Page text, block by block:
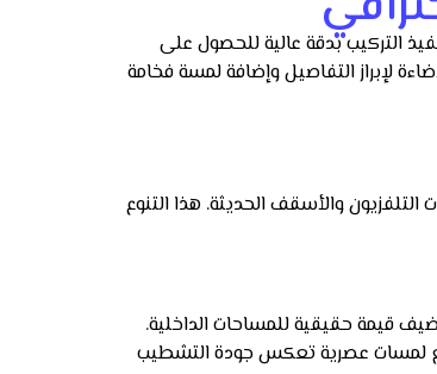
التركيب بدقة عالية للحصول على
لإبراز التفاصيل وإضافة لمسة فخامة
والأسقف الحديثة. هذا التنوع
قيمة حقيقية للمساحات الداخلية.
مع لمسات عصرية تعكس جودة التشطيب